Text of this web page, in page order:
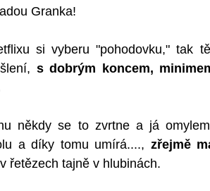
Granka!
si vyberu "pohodovku," tak
s dobrým koncem,
někdy se to zvrtne a já
a díky tomu umírá...., zřejmě
řetězech tajně v hlubinách.